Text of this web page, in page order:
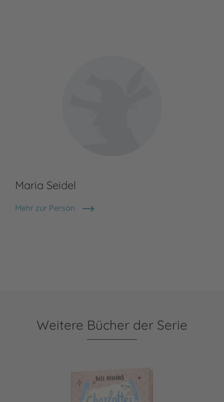
Maria Seidel
Mehr zur Person
Maria Seidel
Weitere Bücher der Serie